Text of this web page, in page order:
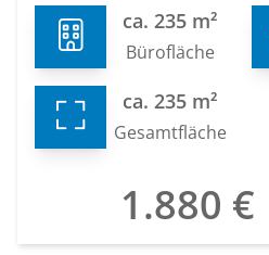
ca. 235 m²
Bürofläche
ca. 235 m²
Gesamtfläche
1.880 €